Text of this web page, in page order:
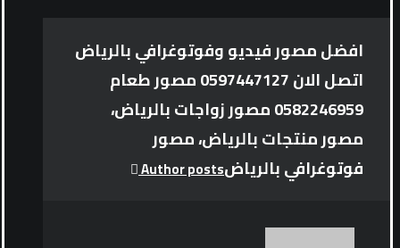
افضل مصور فيديو وفوتوغرافي بالرياض
اتصل الان 0597447127 مصور طعام
0582246959 مصور زواجات بالرياض،
مصور منتجات بالرياض، مصور
فوتوغرافي بالرياضAuthor posts